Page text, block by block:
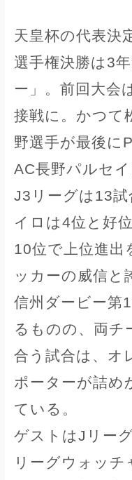
天皇杯の代表決
選手権決勝は3
ー」。前回大会
接戦に。かつて
野選手が最後に
AC長野パルセ
J3リーグは13試
イロは4位と好
10位で上位進出
ッカーの威信と
信州ダービー第
るものの、両チ
合う試合は、オ
ポーターが詰め
ている。
ゲストはJリー
リーグウォッチ